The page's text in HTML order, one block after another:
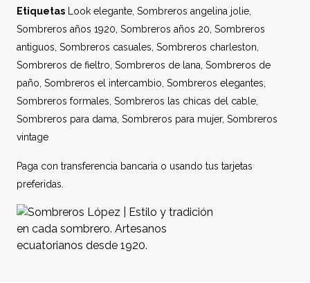
Etiquetas Look elegante Sombreros angelina jolie
Sombreros años 1920 Sombreros años 20 Sombreros
antiguos Sombreros casuales Sombreros charleston
Sombreros de fieltro Sombreros de lana Sombreros de
paño Sombreros el intercambio Sombreros elegantes
Sombreros formales Sombreros las chicas del cable
Sombreros para dama Sombreros para mujer, Sombreros
vintage
Paga con transferencia bancaria o usando tus tarjetas
preferidas.